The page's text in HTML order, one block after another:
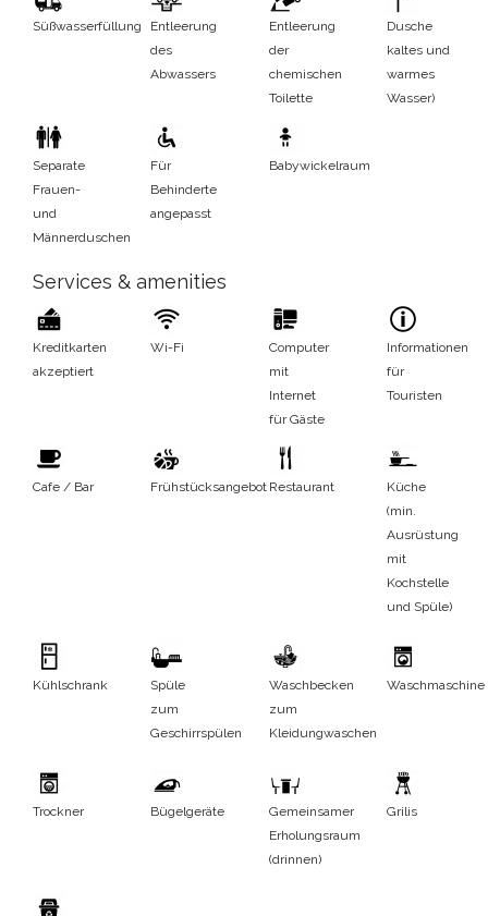
Süßwasserfüllung
Entleerung
des
Abwassers
Entleerung
der
chemischen
Toilette
Dusche
kaltes und
warmes
Wasser)
Separate
Frauen-
und
Männerduschen
Für
Behinderte
angepasst
Babywickelraum
Services & amenities
Kreditkarten
akzeptiert
Wi-Fi
Computer
mit
Internet
für Gäste
Informationen
für
Touristen
Cafe / Bar Frühstücksangebot Restaurant
Küche
(min.
Ausrüstung
mit
Kochstelle
und Spüle)
Kühlschrank
Spüle
zum
Geschirrspülen
Waschbecken
zum
Kleidungwaschen
Waschmaschine
Trockner Bügelgeräte
Gemeinsamer
Erholungsraum
(drinnen)
Grilis